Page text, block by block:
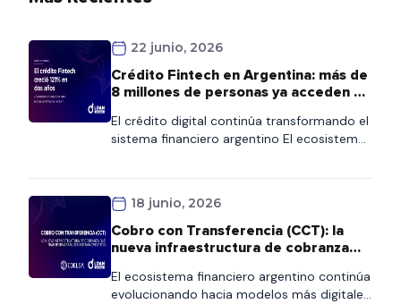
22 junio, 2026
Crédito Fintech en Argentina: más de
8 millones de personas ya acceden al
El crédito digital continúa transformando el
sistema financiero argentino El ecosistema
Informe de Crédito Fintech elaborado por el
ITBA y la Cámara Argentina Fintech, más de
8,1 millones de personas ya acceden a
18 junio, 2026
Cobro con Transferencia (CCT): la
nueva infraestructura de cobranza
crediticio
El ecosistema financiero argentino continúa
evolucionando hacia modelos más digitales,